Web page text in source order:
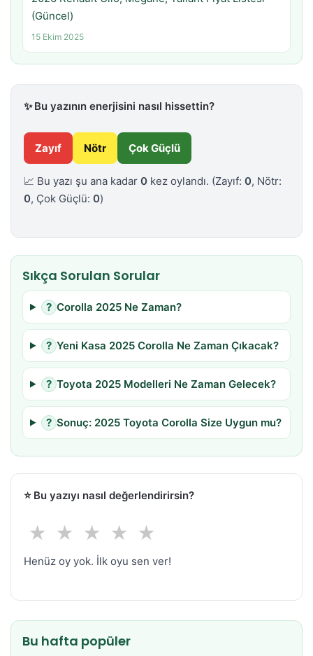
(Güncel)
15 Ekim 2025
✨Bu yazının enerjisini nasıl hissettin?
Zayıf Nötr Çok Güçlü
📈 Bu yazı şu ana kadar 0 kez oylandı. (Zayıf: 0, Nötr:
0, Çok Güçlü: 0)
Sıkça Sorulan Sorular
? Corolla 2025 Ne Zaman?
? Yeni Kasa 2025 Corolla Ne Zaman Çıkacak?
? Toyota 2025 Modelleri Ne Zaman Gelecek?
? Sonuç: 2025 Toyota Corolla Size Uygun mu?
⭐ Bu yazıyı nasıl değerlendirirsin?
★ ★ ★ ★ ★
Henüz oy yok. İlk oyu sen ver!
Bu hafta popüler